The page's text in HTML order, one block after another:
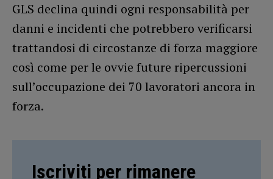
GLS declina quindi ogni responsabilità per
danni e incidenti che potrebbero verificarsi
trattandosi di circostanze di forza maggiore
così come per le ovvie future ripercussioni
sull’occupazione dei 70 lavoratori ancora in
forza.
Iscriviti per rimanere